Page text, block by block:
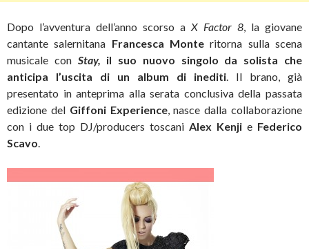
Dopo l’avventura dell’anno scorso a X Factor 8 , la giovane
cantante salernitana Francesca Monte ritorna sulla scena
musicale con Stay, il suo nuovo singolo da solista che
anticipa l’uscita di un album di inediti . Il brano, già
presentato in anteprima alla serata conclusiva della passata
edizione del Giffoni Experience, nasce dalla collaborazione
con i due top DJ/producers toscani Alex Kenji e Federico
Scavo